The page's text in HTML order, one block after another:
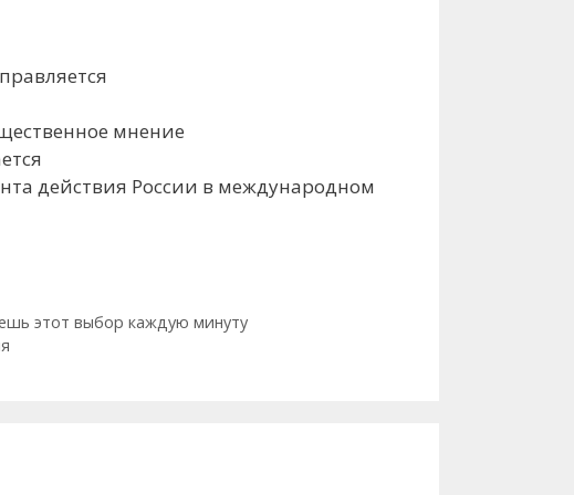
мнение
действия России в международном
этот выбор каждую минуту